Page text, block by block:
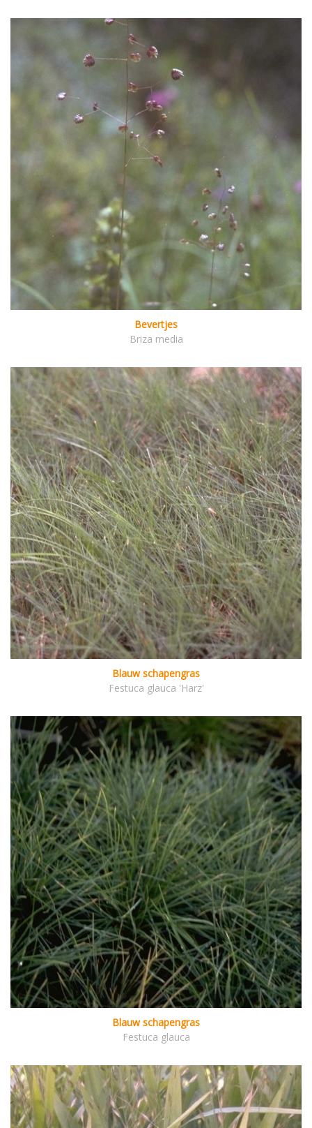
Bevertjes
Briza media
Blauw schapengras
Festuca glauca 'Harz'
Blauw schapengras
Festuca glauca